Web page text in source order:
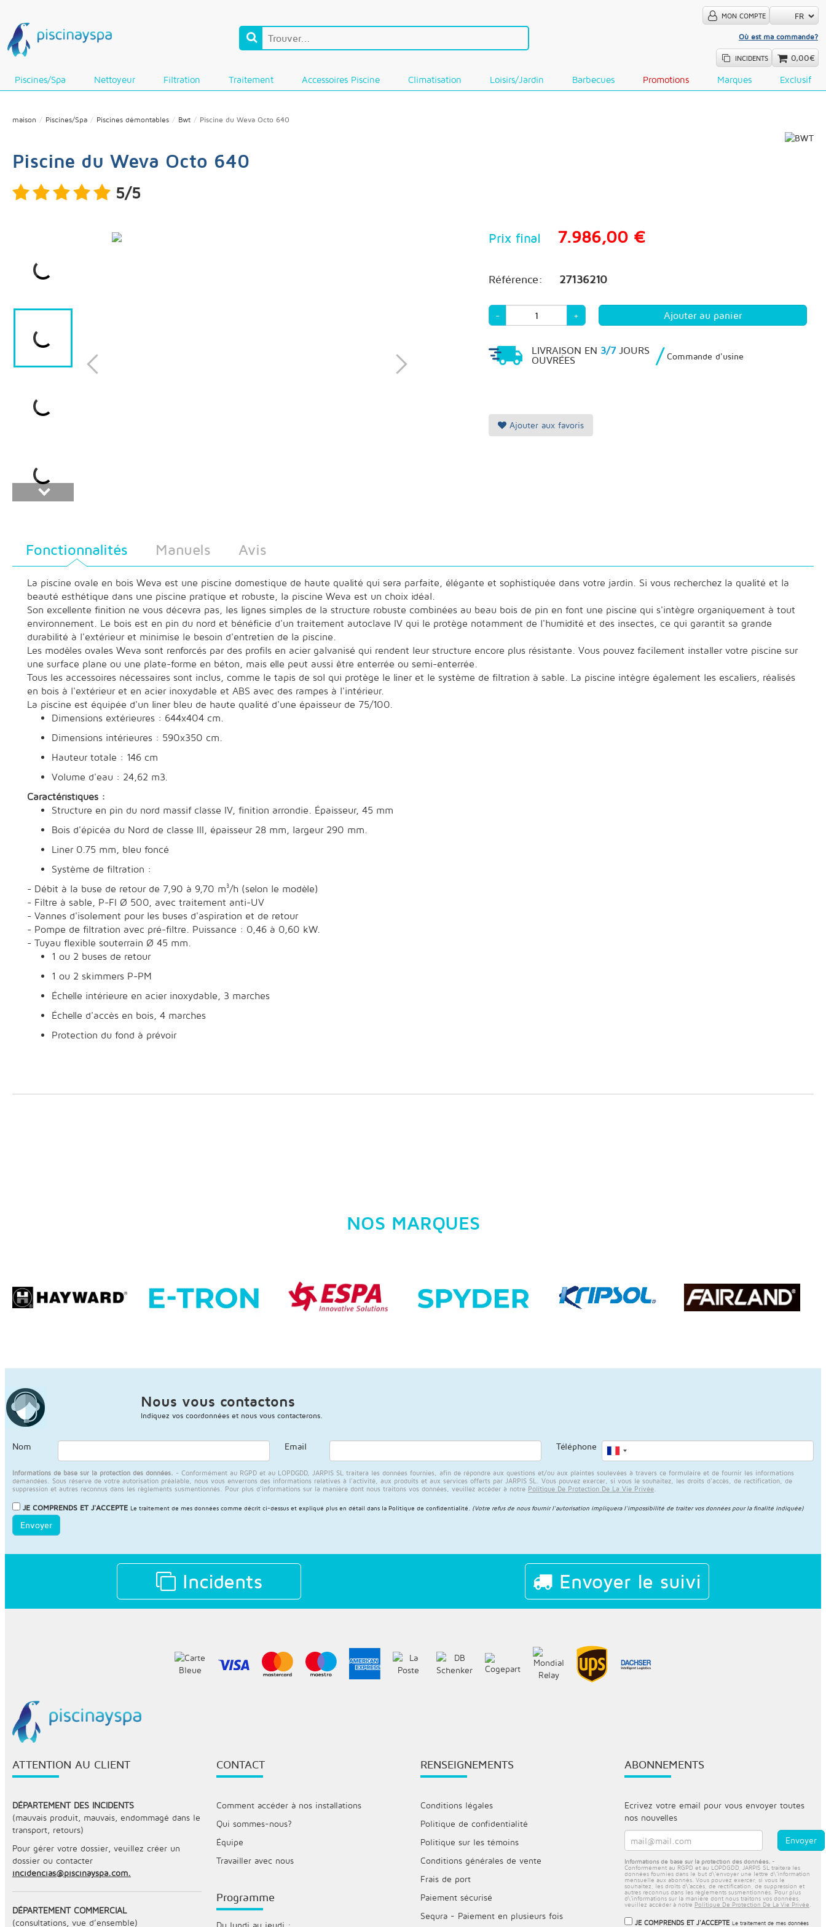
MON COMPTE
Où est ma commande?
INCIDENTS 0,00€
Piscines/Spa Nettoyeur Filtration Traitement Accessoires Piscine Climatisation Loisirs/Jardin Barbecues Promotions Marques Exclusif
maison Piscines/Spa Piscines démontables Bwt Piscine du Weva Octo 640
Piscine du Weva Octo 640
5/5
Prix final 7.986,00 €
Référence: 27136210
- +
LIVRAISON EN 3/7JOURS
OUVRÉES
/ Commande d'usine
Ajouter aux favoris
Fonctionnalités Manuels Avis
La piscine ovale en bois Weva est une piscine domestique de haute qualité qui sera parfaite, élégante et sophistiquée dans votre jardin. Si vous recherchez la qualité et la
beauté esthétique dans une piscine pratique et robuste, la piscine Weva est un choix idéal.
Son excellente finition ne vous décevra pas, les lignes simples de la structure robuste combinées au beau bois de pin en font une piscine qui s'intègre organiquement à tout
environnement. Le bois est en pin du nord et bénéficie d'un traitement autoclave IV qui le protège notamment de l'humidité et des insectes, ce qui garantit sa grande
durabilité à l'extérieur et minimise le besoin d'entretien de la piscine.
Les modèles ovales Weva sont renforcés par des profils en acier galvanisé qui rendent leur structure encore plus résistante. Vous pouvez facilement installer votre piscine sur
une surface plane ou une plate-forme en béton, mais elle peut aussi être enterrée ou semi-enterrée.
Tous les accessoires nécessaires sont inclus, comme le tapis de sol qui protège le liner et le système de filtration à sable. La piscine intègre également les escaliers, réalisés
en bois à l'extérieur et en acier inoxydable et ABS avec des rampes à l'intérieur.
La piscine est équipée d'un liner bleu de haute qualité d'une épaisseur de 75/100.
Dimensions extérieures : 644x404 cm.
Dimensions intérieures : 590x350 cm.
Hauteur totale : 146 cm
Volume d'eau : 24,62 m3.
Caractéristiques :
Structure en pin du nord massif classe IV, finition arrondie. Épaisseur, 45 mm
Bois d'épicéa du Nord de classe III, épaisseur 28 mm, largeur 290 mm.
Liner 0.75 mm, bleu foncé
Système de filtration :
- Débit à la buse de retour de 7,90 à 9,70 m³/h (selon le modèle)
- Filtre à sable, P-FI Ø 500, avec traitement anti-UV
- Vannes d'isolement pour les buses d'aspiration et de retour
- Pompe de filtration avec pré-filtre. Puissance : 0,46 à 0,60 kW.
- Tuyau flexible souterrain Ø 45 mm.
1 ou 2 buses de retour
1 ou 2 skimmers P-PM
Échelle intérieure en acier inoxydable, 3 marches
Échelle d'accès en bois, 4 marches
Protection du fond à prévoir
NOS MARQUES
Nous vous contactons
Indiquez vos coordonnées et nous vous contacterons.
Nom Email Téléphone
Informations de base sur la protection des données. - Conformément au RGPD et au LOPDGDD, JARPIS SL traitera les données fournies, afin de répondre aux questions et/ou aux plaintes soulevées à travers ce formulaire et de fournir les informations
demandées. Sous réserve de votre autorisation préalable, nous vous enverrons des informations relatives à l'activité, aux produits et aux services offerts par JARPIS SL. Vous pouvez exercer, si vous le souhaitez, les droits d'accès, de rectification, de
suppression et autres reconnus dans les règlements susmentionnés. Pour plus d'informations sur la manière dont nous traitons vos données, veuillez accéder à notre Politique De Protection De La Vie Privée
JE COMPRENDS ET J'ACCEPTE Le traitement de mes données comme décrit ci-dessus et expliqué plus en détail dans la Politique de confidentialité (Votre refus de nous fournir l'autorisation impliquera l'impossibilité de traiter vos données pour la finalité indiquée)
Envoyer
Incidents Envoyer le suivi
ATTENTION AU CLIENT
DÉPARTEMENT DES INCIDENTS
(mauvais produit, mauvais, endommagé dans le
transport, retours)
Pour gérer votre dossier, veuillez créer un
dossier ou contacter
incidencias@piscinayspa.com.
DÉPARTEMENT COMMERCIAL
(consultations, vue d’ensemble)
CONTACT
Comment accéder à nos installations
Qui sommes-nous?
Équipe
Travailler avec nous
Programme
RENSEIGNEMENTS
Conditions légales
Politique de confidentialité
Politique sur les témoins
Conditions générales de vente
Frais de port
Paiement sécurisé
Sequra - Paiement en plusieurs fois
ABONNEMENTS
Ecrivez votre email pour vous envoyer toutes
nos nouvelles
Informations de base sur la protection des données. -
Conformément au RGPD et au LOPDGDD, JARPIS SL traitera les
données fournies dans le but d\'envoyer une lettre d\'information
mensuelle aux abonnés. Vous pouvez exercer, si vous le
souhaitez, les droits d\'accès, de rectification, de suppression et
autres reconnus dans les règlements susmentionnés. Pour plus
d\'informations sur la manière dont nous traitons vos données,
veuillez accéder à notre Politique De Protection De La Vie Privée
JE COMPRENDS ET J'ACCEPTE Le traitement de mes données